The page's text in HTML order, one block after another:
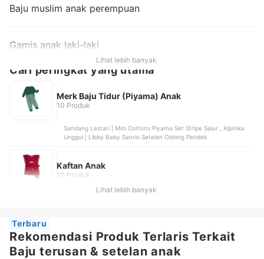
Baju muslim anak perempuan
Gamis anak laki-laki
Lihat lebih banyak
Cari peringkat yang utama
Merk Baju Tidur (Piyama) Anak
10 Produk
Sandang Lestari | Mini Cottons Piyama Set Stripe Salur , Alpinika
Unggul | Libby Baby Sanrio Setelan Oblong Pendek
Kaftan Anak
10 Produk
Lihat lebih banyak
Terbaru
Rekomendasi Produk Terlaris Terkait
Baju terusan & setelan anak